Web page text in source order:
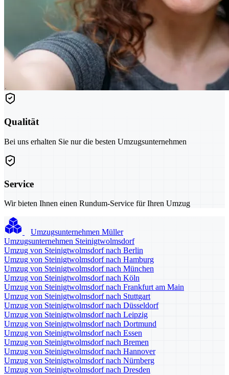
Qualität
Bei uns erhalten Sie nur die besten Umzugsunternehmen
Service
Wir bieten Ihnen einen Rundum-Service für Ihren Umzug
Umzugsunternehmen Müller
Umzugsunternehmen Steinigtwolmsdorf
Umzug von Steinigtwolmsdorf nach Berlin
Umzug von Steinigtwolmsdorf nach Hamburg
Umzug von Steinigtwolmsdorf nach München
Umzug von Steinigtwolmsdorf nach Köln
Umzug von Steinigtwolmsdorf nach Frankfurt am Main
Umzug von Steinigtwolmsdorf nach Stuttgart
Umzug von Steinigtwolmsdorf nach Düsseldorf
Umzug von Steinigtwolmsdorf nach Leipzig
Umzug von Steinigtwolmsdorf nach Dortmund
Umzug von Steinigtwolmsdorf nach Essen
Umzug von Steinigtwolmsdorf nach Bremen
Umzug von Steinigtwolmsdorf nach Hannover
Umzug von Steinigtwolmsdorf nach Nürnberg
Umzug von Steinigtwolmsdorf nach Dresden